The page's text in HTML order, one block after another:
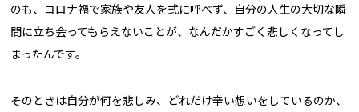
のも、コロナ禍で家族や友人を式に呼べず、自分の人生の大切な瞬
間に立ち会ってもらえないことが、なんだかすごく悲しくなってし
まったんです。
そのときは自分が何を悲しみ、どれだけ辛い想いをしているのか、